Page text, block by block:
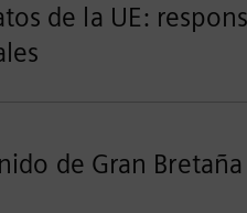
de la UE:
de Gran